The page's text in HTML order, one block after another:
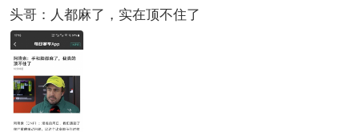
头哥：人都麻了，实在顶不住了